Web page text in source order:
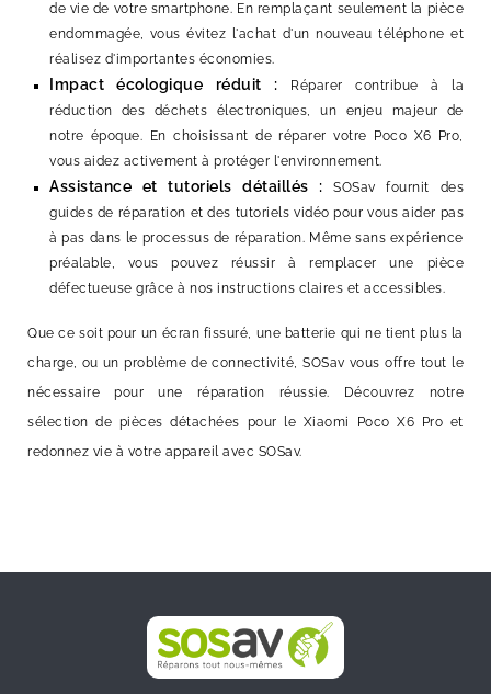
de vie de votre smartphone. En remplaçant seulement la pièce
endommagée, vous évitez l'achat d'un nouveau téléphone et
réalisez d'importantes économies.
Impact écologique réduit : Réparer contribue à la
réduction des déchets électroniques, un enjeu majeur de
notre époque. En choisissant de réparer votre Poco X6 Pro,
vous aidez activement à protéger l'environnement.
Assistance et tutoriels détaillés : SOSav fournit des
guides de réparation et des tutoriels vidéo pour vous aider pas
à pas dans le processus de réparation. Même sans expérience
préalable, vous pouvez réussir à remplacer une pièce
défectueuse grâce à nos instructions claires et accessibles.
Que ce soit pour un écran fissuré, une batterie qui ne tient plus la
charge, ou un problème de connectivité, SOSav vous offre tout le
nécessaire pour une réparation réussie. Découvrez notre
sélection de pièces détachées pour le Xiaomi Poco X6 Pro et
redonnez vie à votre appareil avec SOSav.